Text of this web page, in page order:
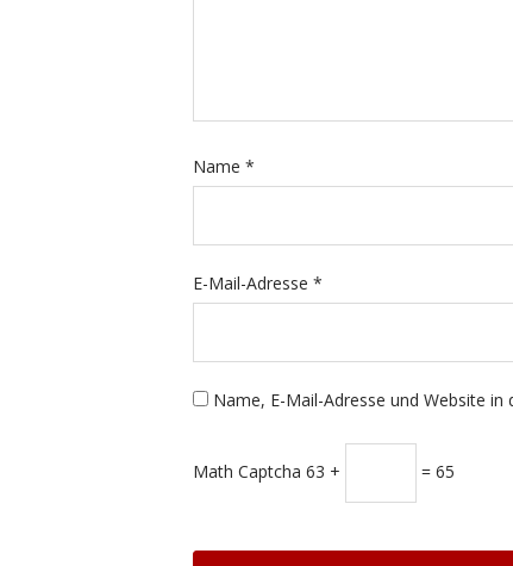
Name *
E-Mail-Adresse *
Name, E-Mail-Adresse und Website
Math Captcha 63 + = 65